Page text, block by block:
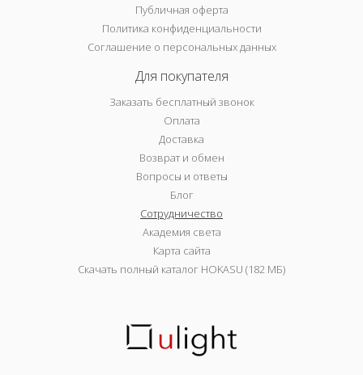
Публичная оферта
Политика конфиденциальности
Соглашение о персональных данных
Для покупателя
Заказать бесплатный звонок
Оплата
Доставка
Возврат и обмен
Вопросы и ответы
Блог
Сотрудничество
Академия света
Карта сайта
Скачать полный каталог HOKASU (182 МБ)